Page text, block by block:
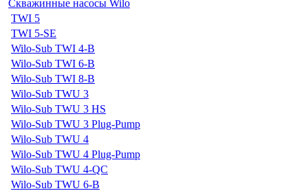
Скважинные насосы Wilo
TWI 5
TWI 5-SE
Wilo-Sub TWI 4-B
Wilo-Sub TWI 6-B
Wilo-Sub TWI 8-B
Wilo-Sub TWU 3
Wilo-Sub TWU 3 HS
Wilo-Sub TWU 3 Plug-Pump
Wilo-Sub TWU 4
Wilo-Sub TWU 4 Plug-Pump
Wilo-Sub TWU 4-QC
Wilo-Sub TWU 6-B